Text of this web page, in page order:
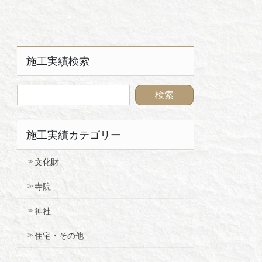
施工実績検索
施工実績カテゴリー
文化財
寺院
神社
住宅・その他